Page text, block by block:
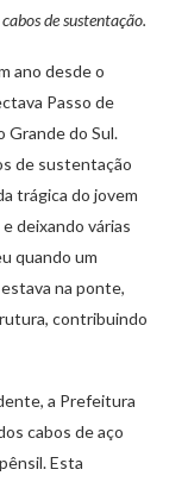
de sustentação.
ano desde o
Passo de
Grande do Sul.
de sustentação
trágica do jovem
deixando várias
quando um
na ponte,
contribuindo
a Prefeitura
cabos de aço
Esta